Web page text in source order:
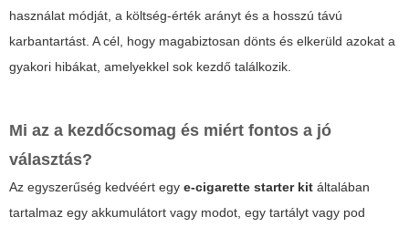
használat módját, a költség-érték arányt és a hosszú távú
karbantartást. A cél, hogy magabiztosan dönts és elkerüld azokat a
gyakori hibákat, amelyekkel sok kezdő találkozik.
Mi az a kezdőcsomag és miért fontos a jó
választás?
Az egyszerűség kedvéért egy e-cigarette starter kit általában
tartalmaz egy akkumulátort vagy modot, egy tartályt vagy pod